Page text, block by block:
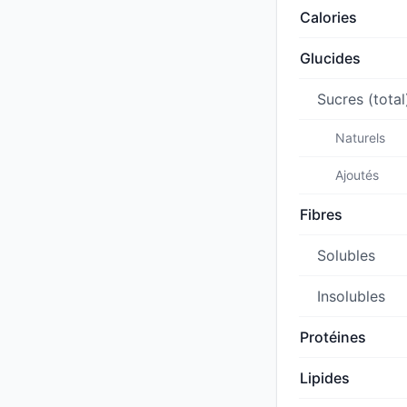
Calories
Glucides
Sucres
Naturels
Ajoutés
Fibres
Solubles
Insolubles
Protéines
Lipides